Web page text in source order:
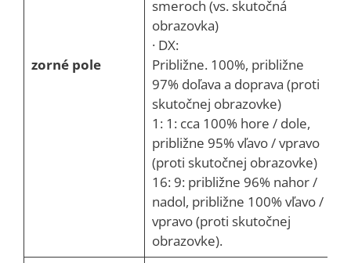
zorné pole
smeroch (vs. skutočná
obrazovka)
· DX:
Približne. 100%, približne
97% doľava a doprava (proti
skutočnej obrazovke)
1: 1: cca 100% hore / dole,
približne 95% vľavo / vpravo
(proti skutočnej obrazovke)
16: 9: približne 96% nahor /
nadol, približne 100% vľavo /
vpravo (proti skutočnej
obrazovke).